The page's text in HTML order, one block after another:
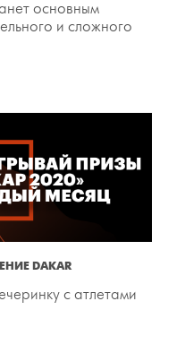
основным
и сложного
DAKAR
с атлетами